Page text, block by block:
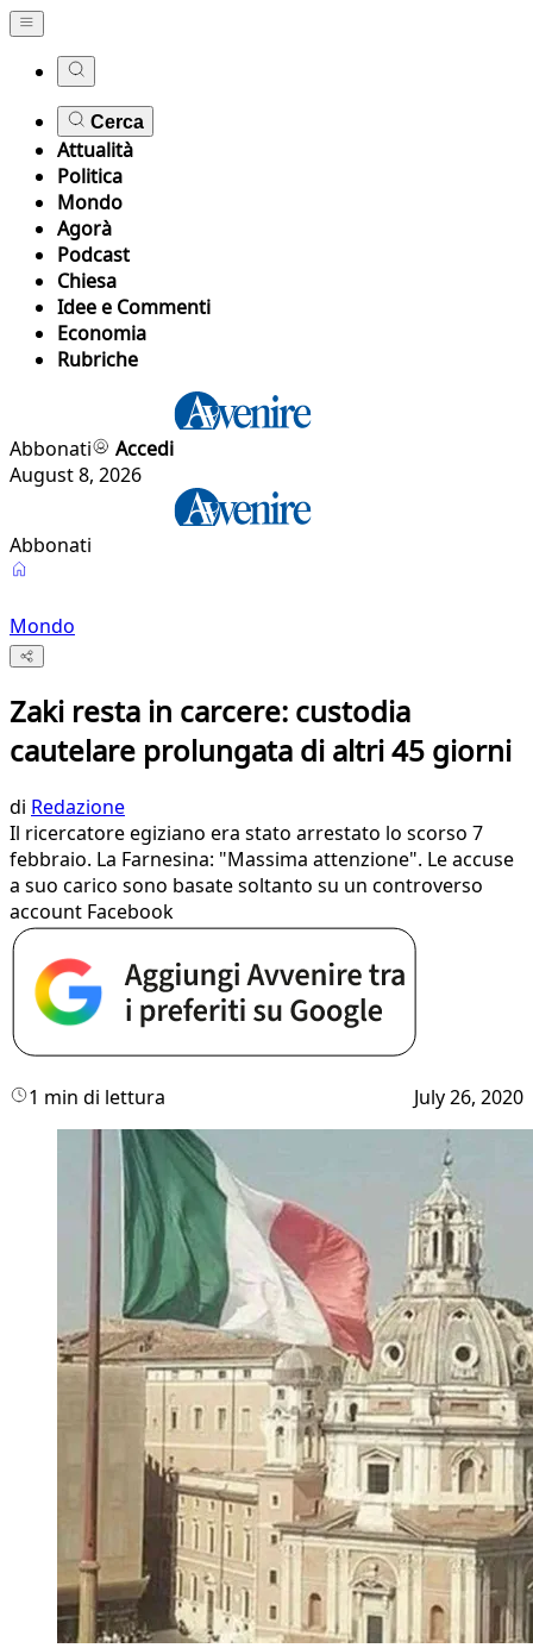
Cerca
Attualità
Politica
Mondo
Agorà
Podcast
Chiesa
Idee e Commenti
Economia
Rubriche
Abbonati
Accedi
August 8, 2026
Abbonati
Mondo
Zaki resta in carcere: custodia
cautelare prolungata di altri 45 giorni
di Redazione
Il ricercatore egiziano era stato arrestato lo scorso 7
febbraio. La Farnesina: "Massima attenzione". Le accuse
a suo carico sono basate soltanto su un controverso
account Facebook
1 min di lettura July 26, 2020